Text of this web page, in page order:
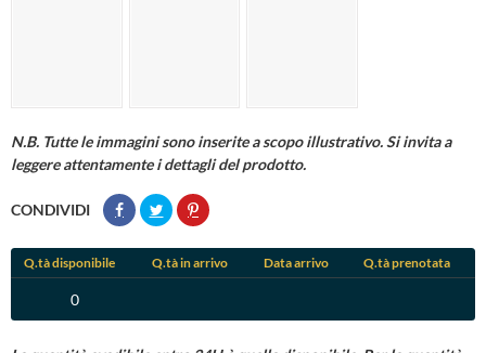
N.B. Tutte le immagini sono inserite a scopo illustrativo. Si invita a
leggere attentamente i dettagli del prodotto.
CONDIVIDI
Q.tà disponibile Q.tà in arrivo Data arrivo Q.tà prenotata
0